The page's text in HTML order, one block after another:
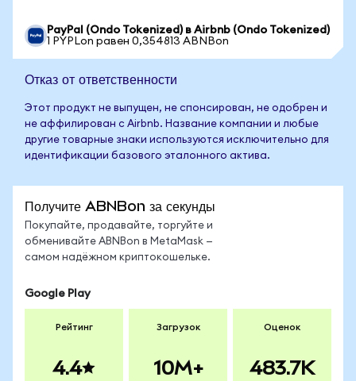
PayPal (Ondo Tokenized) в Airbnb (Ondo Tokenized)
1 PYPLon равен 0,354813 ABNBon
Отказ от ответственности
Этот продукт не выпущен, не спонсирован, не одобрен и
не аффилирован с Airbnb. Название компании и любые
другие товарные знаки используются исключительно для
идентификации базового эталонного актива.
Получите ABNBon за секунды
Покупайте, продавайте, торгуйте и
обменивайте ABNBon в MetaMask —
самом надёжном криптокошельке.
Google Play
Рейтинг
4.4
Загрузок
10M+
Оценок
483.7K